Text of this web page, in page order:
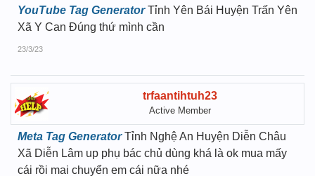
YouTube Tag GeneratorTỉnh Yên Bái Huyện Trấn Yên
Xã Y Can Đúng thứ mình cần
23/3/23
trfaantihtuh23
Active Member
Meta Tag GeneratorTỉnh Nghệ An Huyện Diễn Châu
Xã Diễn Lâm up phụ bác chủ dùng khá là ok mua mấy
cái rồi mai chuyển em cái nữa nhé